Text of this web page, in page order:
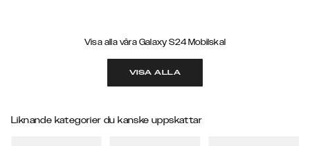
Visa alla våra Galaxy S24 Mobilskal
VISA ALLA
Liknande kategorier du kanske uppskattar